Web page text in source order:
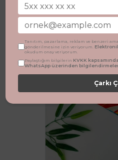
Tanıtım, pazarlama, reklam ve benzeri
gönderilmesine izin veriyorum.
okudum onay veriyorum.
Paylaştığım bilgilerin KVKK
WhatsApp üzerinden
Çarkı